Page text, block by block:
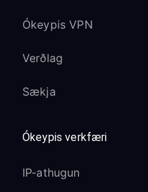
Ókeypis VPN
Verðlag
Sækja
Ókeypis verkfæri
IP-athugun